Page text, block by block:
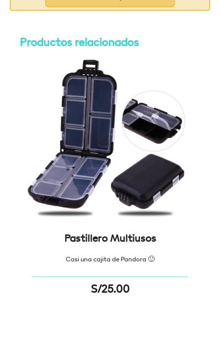
Productos relacionados
Pastillero Multiusos
Casi una cajita de Pandora 🙂
S/25.00